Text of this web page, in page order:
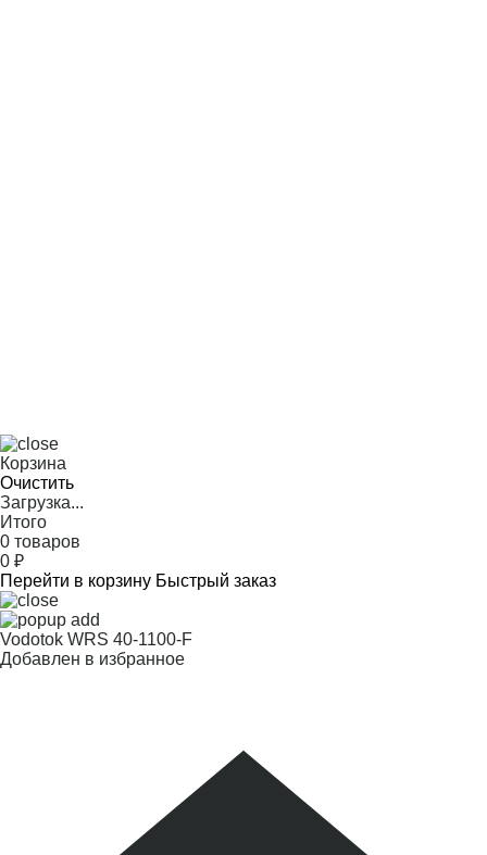
Корзина
Очистить
Загрузка...
Итого
0 товаров
0 ₽
Перейти в корзину Быстрый заказ
Vodotok WRS 40-1100-F
Добавлен в избранное